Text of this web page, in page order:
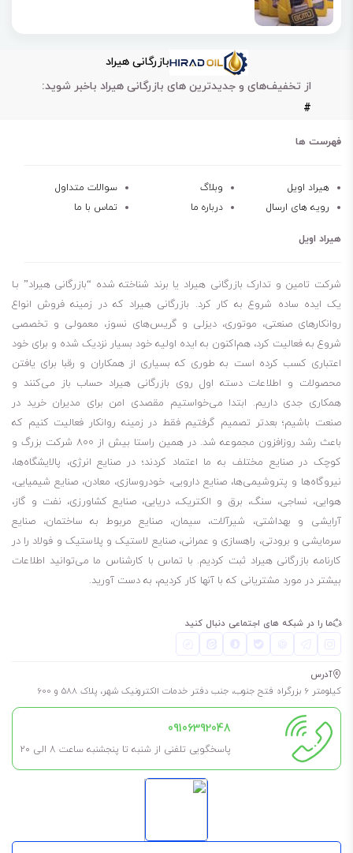
بازرگانی هیراد
از تخفیف‌های و جدیدترین های بازرگانی هیراد باخبر شوید:
#
فهرست ها
هیراد اویل وبلاگ
سوالات متداول
رویه های ارسال
درباره ما تماس با ما
هیراد اویل
شرکت تامین و تدارک بازرگانی هیراد یا برند شناخته شده “بازرگانی هیراد” بـا
یک ایده ساده شروع به کار کرد. بازرگانی هیراد که در زمینه فروش انواع
روانکارهای صنعتی، موتوری، دیزلی و گریس‌های نسوز، معمولی و تخصصی
شروع به فعالیت کرد، هم‌اکنون به ایده اولیه خود بسیار نزدیک شده و برای خود
اعتباری کسب کرده است به طوری که بسیاری از همکاران و رقبا برای یافتن
محصولات و اطلاعات دسته اول روی بازرگانی هیراد حساب باز می‌کنند و
همکاری جدی داریم. ابتدا می‌خواستیم مقصدی امن برای مدیران خرید در
صنعت باشیم؛ بعدتر تصمیم گرفتیم فقط در زمینه روانکار فعالیت کنیم که
باعث رشد روزافزون مجموعه شد. در همین راستا بیش از 800 شرکت بزرگ و
کوچک در صنایع مختلف به ما اعتماد کردند؛ در صنایع انرژی، پالایشگاه‌ها،
نیروگاه‌ها و پتروشیمی‌ها، صنایع دارویی، خودروسازی، معادن، صنایع شیمیایی،
هوایی، نساجی، سنگ، برق و الکتریک، دریایی، صنایع کشاورزی، نفت و گاز،
آرایشی و بهداشتی، شیرآلات، سیمان، صنایع مربوط به ساختمان، صنایع
سرمایشی و برودتی، راهسازی و عمرانی، صنایع لاستیک و پلاستیک و فولاد را در
کارنامه بازرگانی هیراد ثبت کردیم. با تماس با کارشناس ما می‌توانید اطلاعات
بیشتر در مورد مشتریانی که با آنها کار کردیم، به دست آورید.
ما را در شبکه های اجتماعی دنبال کنید
آدرس
کیلومتر 6 بزرگراه فتح جنوب، جنب دفتر خدمات الکترونیک شهر، پلاک 588 و 600
09106392048
پاسخگویی تلفنی از شنبه تا پنجشنبه ساعت 8 الی ۲۰